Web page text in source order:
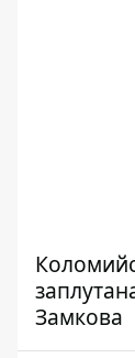
Замкова